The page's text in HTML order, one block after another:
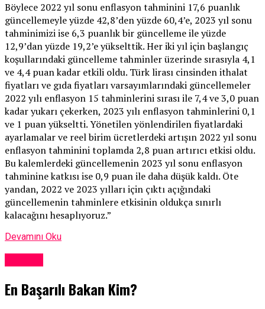
Böylece 2022 yıl sonu enflasyon tahminini 17,6 puanlık
güncellemeyle yüzde 42,8’den yüzde 60,4’e, 2023 yıl sonu
tahminimizi ise 6,3 puanlık bir güncelleme ile yüzde
12,9’dan yüzde 19,2’e yükselttik. Her iki yıl için başlangıç
koşullarındaki güncelleme tahminler üzerinde sırasıyla 4,1
ve 4,4 puan kadar etkili oldu. Türk lirası cinsinden ithalat
fiyatları ve gıda fiyatları varsayımlarındaki güncellemeler
2022 yılı enflasyon 15 tahminlerini sırası ile 7,4 ve 3,0 puan
kadar yukarı çekerken, 2023 yılı enflasyon tahminlerini 0,1
ve 1 puan yükseltti. Yönetilen yönlendirilen fiyatlardaki
ayarlamalar ve reel birim ücretlerdeki artışın 2022 yıl sonu
enflasyon tahminini toplamda 2,8 puan artırıcı etkisi oldu.
Bu kalemlerdeki güncellemenin 2023 yıl sonu enflasyon
tahminine katkısı ise 0,9 puan ile daha düşük kaldı. Öte
yandan, 2022 ve 2023 yılları için çıktı açığındaki
güncellemenin tahminlere etkisinin oldukça sınırlı
kalacağını hesaplıyoruz.”
Devamını Oku
En Başarılı Bakan Kim?